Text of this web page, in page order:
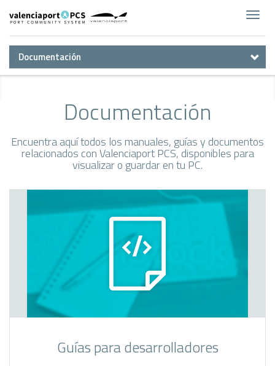
Documentación
Documentación
Encuentra aquí todos los manuales, guías y documentos
relacionados con Valenciaport PCS, disponibles para
visualizar o guardar en tu PC.
Guías para desarrolladores